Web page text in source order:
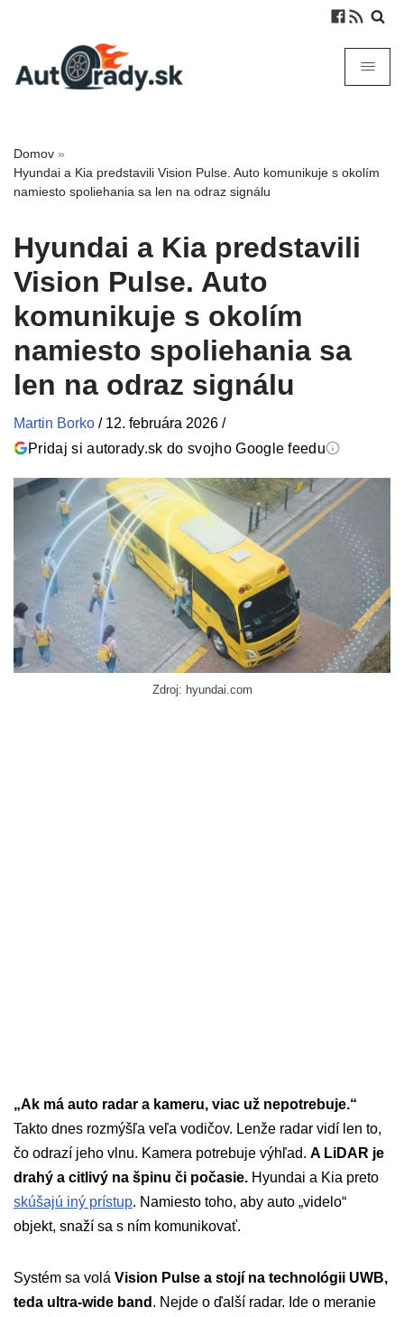
Domov »
Hyundai a Kia predstavili Vision Pulse. Auto komunikuje s okolím
namiesto spoliehania sa len na odraz signálu
Hyundai a Kia predstavili
Vision Pulse. Auto
komunikuje s okolím
namiesto spoliehania sa
len na odraz signálu
Martin Borko / 12. februára 2026 /
Pridaj si autorady.sk do svojho Google feedu
Zdroj: hyundai.com
„Ak má auto radar a kameru, viac už nepotrebuje.“
Takto dnes rozmýšľa veľa vodičov. Lenže radar vidí len to,
čo odrazí jeho vlnu. Kamera potrebuje výhľad. A LiDAR je
drahý a citlivý na špinu či počasie. Hyundai a Kia preto
skúšajú iný prístup. Namiesto toho, aby auto „videlo“
objekt, snaží sa s ním komunikovať.
Systém sa volá Vision Pulse a stojí na technológii UWB,
teda ultra-wide band . Nejde o ďalší radar. Ide o meranie